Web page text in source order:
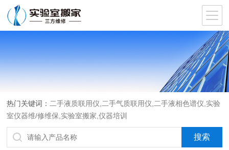
热门关键词： 二手液质联用仪,二手气质联用仪,二手液相色谱仪,实验
室仪器维/修维保,实验室搬家,仪器培训